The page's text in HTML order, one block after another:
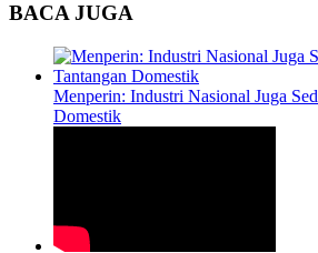
BACA JUGA
Menperin: Industri Nasional Juga
Domestik